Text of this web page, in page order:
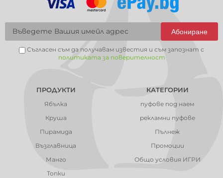
Абониране
Съгласен съм да получавам известия и съм запознат с
политиката за поверителност
ПРОДУКТИ
Ябълка
Круша
Пирамида
Възглавница
Манго
Топки
КАТЕГОРИИ
пуфове под наем
рекламни пуфове
Пълнеж
Промоции
Общо условия ИГРИ